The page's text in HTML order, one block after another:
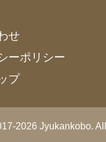
せ
ーポリシー
プ
2026 Jyukankobo.